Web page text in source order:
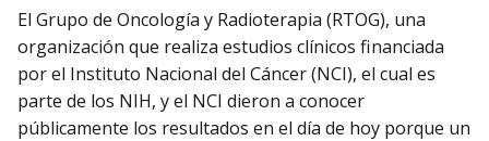
El Grupo de Oncología y Radioterapia (RTOG), una
organización que realiza estudios clínicos financiada
por el Instituto Nacional del Cáncer (NCI), el cual es
parte de los NIH, y el NCI dieron a conocer
públicamente los resultados en el día de hoy porque un